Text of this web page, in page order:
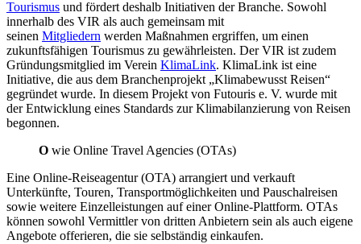
Tourismus und fördert deshalb Initiativen der Branche. Sowohl
innerhalb des VIR als auch gemeinsam mit
seinen Mitgliedern werden Maßnahmen ergriffen, um einen
zukunftsfähigen Tourismus zu gewährleisten. Der VIR ist zudem
Gründungsmitglied im Verein KlimaLink. KlimaLink ist eine
Initiative, die aus dem Branchenprojekt „Klimabewusst Reisen“
gegründet wurde. In diesem Projekt von Futouris e. V. wurde mit
der Entwicklung eines Standards zur Klimabilanzierung von Reisen
begonnen.
O wie Online Travel Agencies (OTAs)
Eine Online-Reiseagentur (OTA) arrangiert und verkauft
Unterkünfte, Touren, Transportmöglichkeiten und Pauschalreisen
sowie weitere Einzelleistungen auf einer Online-Plattform. OTAs
können sowohl Vermittler von dritten Anbietern sein als auch eigene
Angebote offerieren, die sie selbständig einkaufen.